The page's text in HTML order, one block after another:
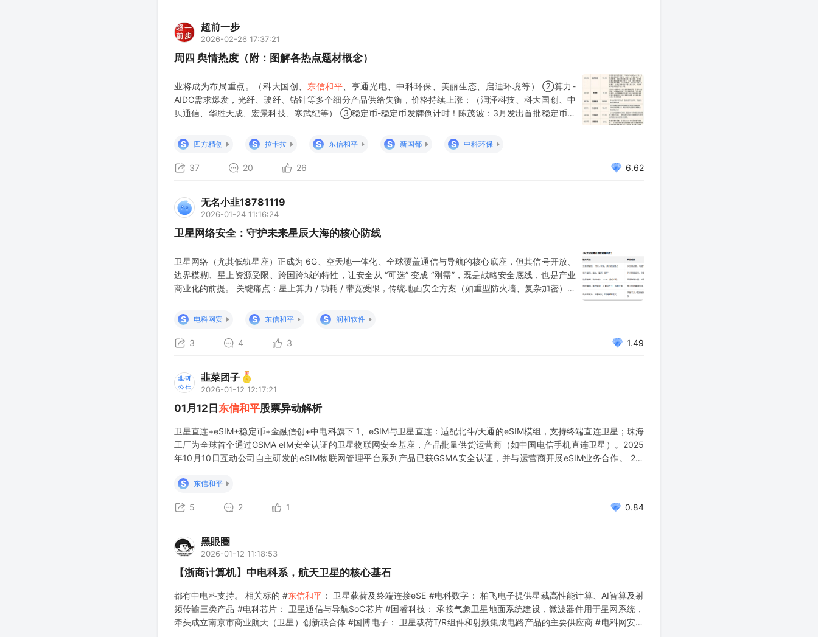
超前一步
2026-02-26 17:37:21
周四 舆情热度（附：图解各热点题材概念）
业将成为布局重点。（科大国创、 东信和平 、亨通光电、中科环保、美丽生态、启迪环境等） ②算力-
AIDC需求爆发，光纤、玻纤、钻针等多个细分产品供给失衡，价格持续上涨；（润泽科技、科大国创、中
贝通信、华胜天成、宏景科技、寒武纪等） ③稳定币-稳定币发牌倒计时！陈茂波：3月发出首批稳定币发
定币领域；（拉卡拉、四方精创、新国都、华峰超纤、
S 四方精创 S 拉卡拉 S 东信和平 S 新国都 S 中科环保
37 20 26 6.62
无名小韭18781119
2026-01-24 11:16:24
卫星网络安全：守护未来星辰大海的核心防线
卫星网络（尤其低轨星座）正成为 6G、空天地一体化、全球覆盖通信与导航的核心底座，但其信号开放、
边界模糊、星上资源受限、跨国跨域的特性，让安全从 “可选” 变成 “刚需”，既是战略安全底线，也是产业
商业化的前提。 关键痛点：星上算力 / 功耗 / 带宽受限，传统地面安全方案（如重型防火墙、复杂加密）无
卫星网络被电子战、干扰、劫持，直接影响战场态势，印证卫星安全已成为现代战争与国家主权的核心博弈
点。
S 电科网安 S 东信和平 S 润和软件
3 4 3 1.49
韭菜团子
2026-01-12 12:17:21
01月12日 东信和平股票异动解析
卫星直连+eSIM+稳定币+金融信创+中电科旗下 1、eSIM与卫星直连：适配北斗/天通的eSIM模组，支持终端直连卫星；珠海
工厂为全球首个通过GSMA eIM安全认证的卫星物联网安全基座，产品批量供货运营商（如中国电信手机直连卫星）。2025
年10月10日互动公司自主研发的eSIM物联网管理平台系列产品已获GSMA安全认证，并与运营商开展eSIM业务合作。 2、
研究。公司联合中国电
S 东信和平
5 2 1 0.84
黑眼圈
2026-01-12 11:18:53
【浙商计算机】中电科系，航天卫星的核心基石
都有中电科支持。 相关标的 #东信和平 ： 卫星载荷及终端连接eSE #电科数字： 柏飞电子提供星载高性能计算、AI智算及射
频传输三类产品 #电科芯片： 卫星通信与导航SoC芯片 #国睿科技： 承接气象卫星地面系统建设，微波器件用于星网系统，
牵头成立南京市商业航天（卫星）创新联合体 #国博电子： 卫星载荷T/R组件和射频集成电路产品的主要供应商 #电科网安：